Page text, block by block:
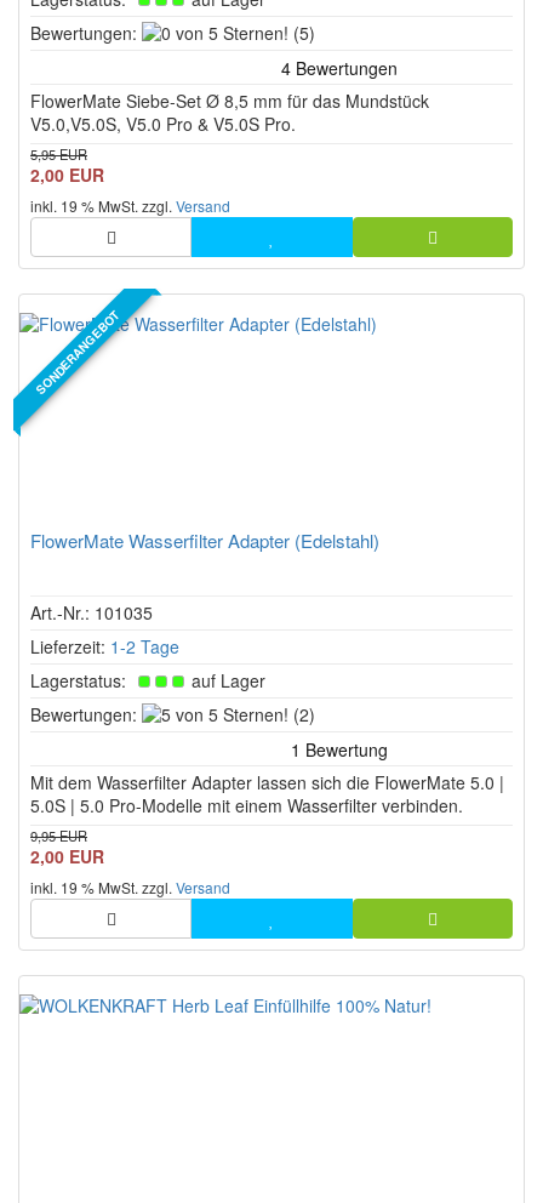
Bewertungen:
0
5
Sternen!
(5)
FlowerMate Siebe-Set Ø 8,5 mm für das Mundstück
V5.0,V5.0S, V5.0 Pro & V5.0S Pro.
5,95 EUR
2,00 EUR
inkl. 19 % MwSt. zzgl. Versand
SONDERANGEBOT
FlowerMate Wasserfilter Adapter (Edelstahl)
Art.-Nr.: 101035
Lieferzeit: 1-2 Tage
Lagerstatus:
auf Lager
Bewertungen:
5
5
Sternen!
(2)
Mit dem Wasserfilter Adapter lassen sich die FlowerMate 5.0 |
5.0S | 5.0 Pro-Modelle mit einem Wasserfilter verbinden.
9,95 EUR
2,00 EUR
inkl. 19 % MwSt. zzgl. Versand